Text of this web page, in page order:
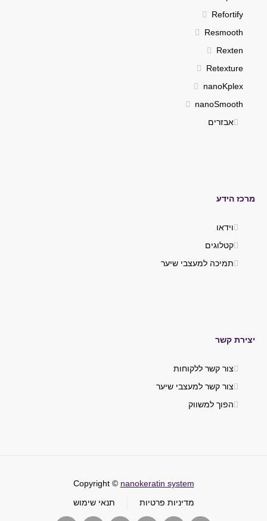
Refortify
Resmooth
Rexten
Retexture
nanoKplex
nanoSmooth
אבזרים
מרכז הידע
וידאו
קטלוגים
תמיכה למעצבי שיער
יצירת קשר
צור קשר ללקוחות
צור קשר למעצבי שיער
הפוך למשווק
Copyright © nanokeratin system
תנאי שימוש
מדיניות פרטיות